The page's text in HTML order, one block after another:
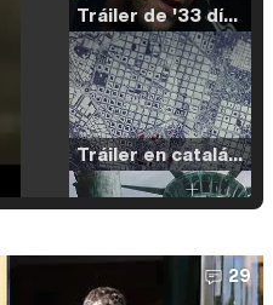
Tráiler de '33 días', la nueva serie de Atresplayer con Julián Villagrán y José Manuel Poga
Tráiler en catalán de 'Ravalear', la nueva serie de HBO Max sobre los fondos buitre
Tráiler de la tercera temporada de 'The Walking Dead: Dead City' de AMC+
29